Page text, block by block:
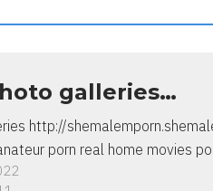
galleries…
http://
porn real home movies